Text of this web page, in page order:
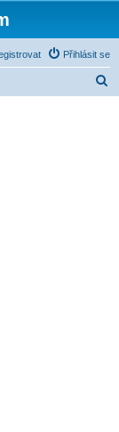
Přihlásit se